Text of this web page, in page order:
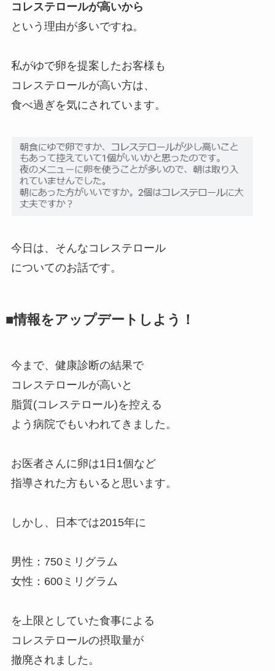
コレステロールが高いから
という理由が多いですね。
私がゆで卵を提案したお客様も
コレステロールが高い方は、
食べ過ぎを気にされています。
今日は、そんなコレステロール
についてのお話です。
■情報をアップデートしよう！
今まで、健康診断の結果で
コレステロールが高いと
脂質(コレステロール)を控える
よう病院でもいわれてきました。
お医者さんに卵は1日1個など
指導された方もいると思います。
しかし、日本では2015年に
男性：750ミリグラム
女性：600ミリグラム
を上限としていた食事による
コレステロールの摂取量が
撤廃されました。